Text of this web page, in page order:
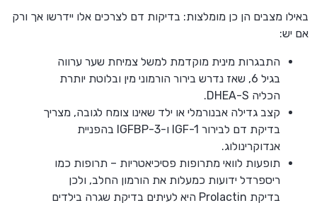
באילו מצבים הן כן מומלצות: בדיקות דם לצרכים אלו יידרשו אך ורק
אם יש:
התבגרות מינית מוקדמת למשל צמיחת שער ערווה
בגיל 6, שאז נדרש בירור הורמוני מין ובלוטת יותרת
הכליה DHEA-S.
קצב גדילה אבנורמלי או ילד שאינו צומח לגובה, מצריך
בדיקת דם לבירור IGF-1 ו-IGFBP-3 בהפניית
אנדוקרינולוג.
תופעות לוואי מתרופות פסיכיאטריות – תרופות כמו
ריספרדל ידועות כמעלות את הורמון החלב, ולכן
בדיקת Prolactin היא לעיתים בדיקת שגרה בילדים